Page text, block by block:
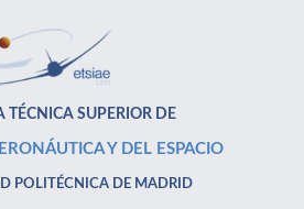
TÉCNICA SUPERIOR DE
Y DEL ESPACIO
POLITÉCNICA DE MADRID